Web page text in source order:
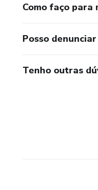
Como faço para
Posso
Tenho outras